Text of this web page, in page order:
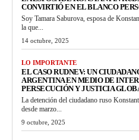
CONVIRTIÓ EN EL BLANCO
Soy Tamara Saburova, esposa de
la que...
14 octubre, 2025
LO IMPORTANTE
EL CASO RUDNEV: UN
ARGENTINA EN MEDIO DE
PERSECUCIÓN Y JUSTICIA
La detención del ciudadano ruso
desde marzo...
9 octubre, 2025